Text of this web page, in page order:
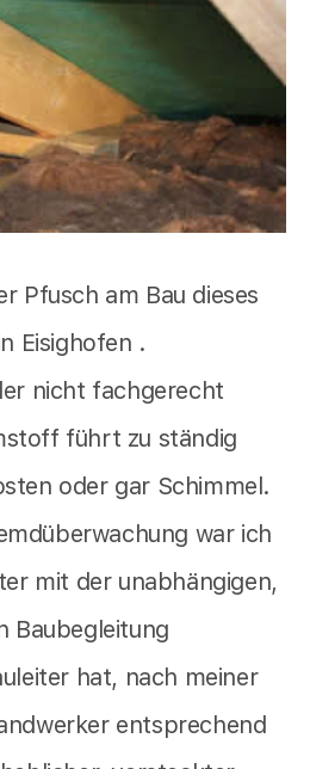
Pfusch am Bau dieses
Eisighofen .
nicht fachgerecht
führt zu ständig
oder gar Schimmel.
war ich
mit der unabhängigen,
Baubegleitung
hat, nach meiner
entsprechend